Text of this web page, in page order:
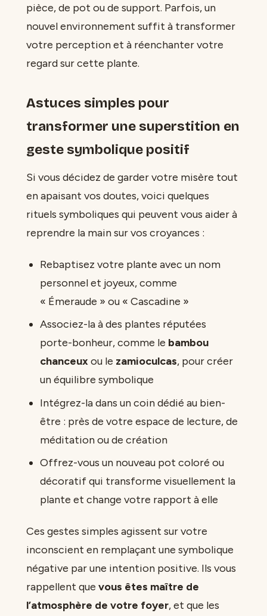
pièce, de pot ou de support. Parfois, un
nouvel environnement suffit à transformer
votre perception et à réenchanter votre
regard sur cette plante.
Astuces simples pour
transformer une superstition en
geste symbolique positif
Si vous décidez de garder votre misère tout
en apaisant vos doutes, voici quelques
rituels symboliques qui peuvent vous aider à
reprendre la main sur vos croyances :
Rebaptisez votre plante avec un nom
personnel et joyeux, comme
« Émeraude » ou « Cascadine »
Associez-la à des plantes réputées
porte-bonheur, comme le bambou
chanceuxou le zamioculcas, pour créer
un équilibre symbolique
Intégrez-la dans un coin dédié au bien-
être : près de votre espace de lecture, de
méditation ou de création
Offrez-vous un nouveau pot coloré ou
décoratif qui transforme visuellement la
plante et change votre rapport à elle
Ces gestes simples agissent sur votre
inconscient en remplaçant une symbolique
négative par une intention positive. Ils vous
rappellent que vous êtes maître de
l’atmosphère de votre foyer, et que les